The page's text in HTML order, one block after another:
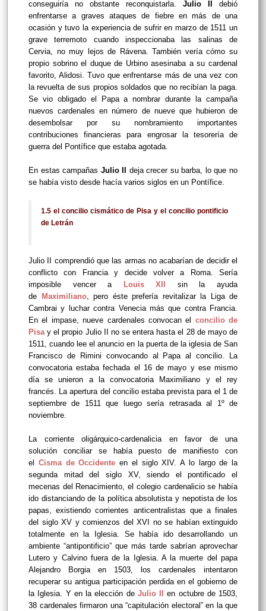
conseguiría no obstante reconquistarla. Julio II debió
enfrentarse a graves ataques de fiebre en más de una
ocasión y tuvo la experiencia de sufrir en marzo de 1511 un
grave terremoto cuando inspeccionaba las salinas de
Cervia, no muy lejos de Rávena. También vería cómo su
propio sobrino el duque de Urbino asesinaba a su cardenal
favorito, Alidosi. Tuvo que enfrentarse más de una vez con
la revuelta de sus propios soldados que no recibían la paga.
Se vio obligado el Papa a nombrar durante la campaña
nuevos cardenales en número de nueve que hubieron de
desembolsar por su nombramiento importantes
contribuciones financieras para engrosar la tesorería de
guerra del Pontífice que estaba agotada.
En estas campañas Julio II deja crecer su barba, lo que no
se había visto desde hacía varios siglos en un Pontífice.
1.5 el concilio cismático de Pisa y el concilio pontificio
de Letrán
Julio II comprendió que las armas no acabarían de decidir el
conflicto con Francia y decide volver a Roma. Sería
imposible vencer a
Louis XII
sin la ayuda
de
Maximiliano, pero éste prefería revitalizar la Liga de
Cambrai y luchar contra Venecia más que contra Francia.
En el impase, nueve cardenales convocan el concilio de
Pisa y el propio Julio II no se entera hasta el 28 de mayo de
1511, cuando lee el anuncio en la puerta de la iglesia de San
Francisco de Rimini convocando al Papa al concilio. La
convocatoria estaba fechada el 16 de mayo y ese mismo
día se unieron a la convocatoria Maximiliano y el rey
francés. La apertura del concilio estaba prevista para el 1 de
septiembre de 1511 que luego sería retrasada al 1º de
noviembre.
La corriente oligárquico-cardenalicia en favor de una
solución conciliar se había puesto de manifiesto con
el Cisma de Occidente en el siglo XIV. A lo largo de la
segunda mitad del siglo XV, siendo el pontificado el
mecenas del Renacimiento, el colegio cardenalicio se había
ido distanciando de la política absolutista y nepotista de los
papas, existiendo corrientes anticentralistas que a finales
del siglo XV y comienzos del XVI no se habían extinguido
totalmente en la Iglesia. Se había ido desarrollando un
ambiente “antipontificio” que más tarde sabrían aprovechar
Lutero y Calvino fuera de la Iglesia. A la muerte del papa
Alejandro Borgia en 1503, los cardenales intentaron
recuperar su antigua participación perdida en el gobierno de
la Iglesia. Y en la elección de Julio II
en octubre de 1503,
38 cardenales firmaron una “capitulación electoral” en la que